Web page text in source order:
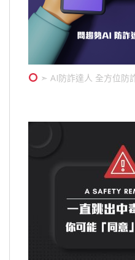
➣ AI防詐達人 全方位防